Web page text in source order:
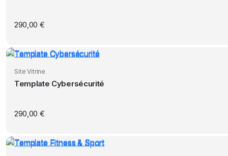
290,00 €
Site Vitrine
Template Cybersécurité
290,00 €